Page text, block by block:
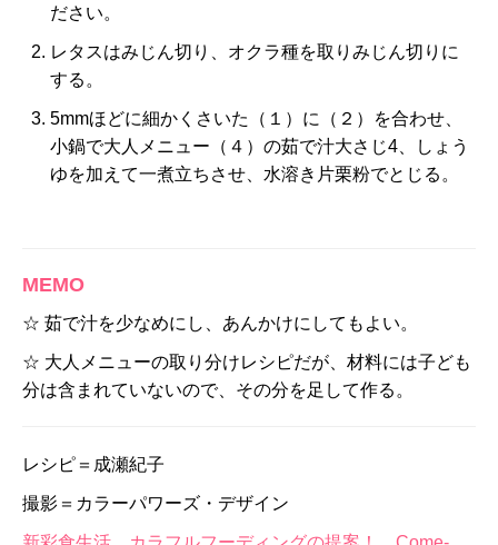
ださい。
レタスはみじん切り、オクラ種を取りみじん切りに
する。
5mmほどに細かくさいた（１）に（２）を合わせ、
小鍋で大人メニュー（４）の茹で汁大さじ4、しょう
ゆを加えて一煮立ちさせ、水溶き片栗粉でとじる。
MEMO
☆ 茹で汁を少なめにし、あんかけにしてもよい。
☆ 大人メニューの取り分けレシピだが、材料には子ども
分は含まれていないので、その分を足して作る。
レシピ＝成瀬紀子
撮影＝カラーパワーズ・デザイン